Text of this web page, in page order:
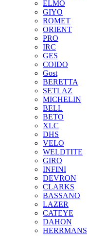
ELMO
GIYO
ROMET
ORIENT
PRO
IRC
GES
COIDO
Gost
BERETTA
SETLAZ
MICHELIN
BELL
BETO
XLC
DHS
VELO
WELDTITE
GIRO
INFINI
DEVRON
CLARKS
BASSANO
LAZER
CATEYE
DAHON
HERRMANS